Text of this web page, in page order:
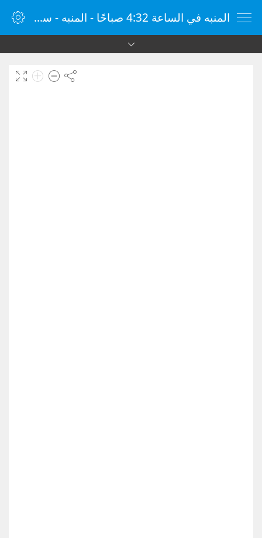
المنبه في الساعة 4:32 صباحًا - المنبه - ساعة منبه الإنترنت